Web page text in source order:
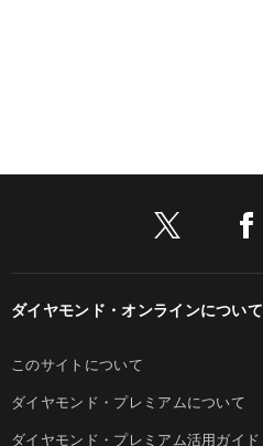
ダイヤモンド・オンラインについて
このサイトについて
ダイヤモンド・プレミアムについて
ダイヤモンド・プレミアム活用ガイド